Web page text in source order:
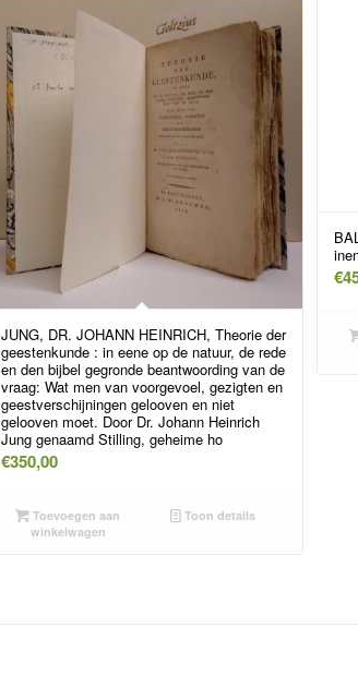
JUNG, DR. JOHANN HEINRICH, Theorie der
geestenkunde : in eene op de natuur, de rede
en den bijbel gegronde beantwoording van de
vraag: Wat men van voorgevoel, gezigten en
geestverschijningen gelooven en niet
gelooven moet. Door Dr. Johann Heinrich
Jung genaamd Stilling, geheime ho
€350,00
Toevoegen aan
winkelwagen
Toon details
€